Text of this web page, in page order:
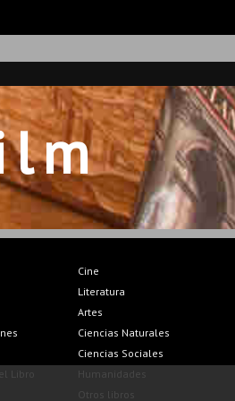
Libro
Cine
Literatura
Artes
Ciencias Naturales
Ciencias Sociales
Humanidades
Otros libros